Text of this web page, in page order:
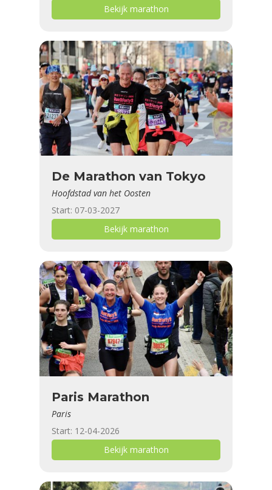
Bekijk marathon
De Marathon van Tokyo
Hoofdstad van het Oosten
Start: 07-03-2027
Bekijk marathon
Paris Marathon
Paris
Start: 12-04-2026
Bekijk marathon